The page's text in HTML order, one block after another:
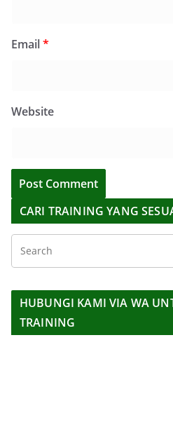
Email*
Website
CARI TRAINING YANG
HUBUNGI KAMI VIA WA
TRAINING